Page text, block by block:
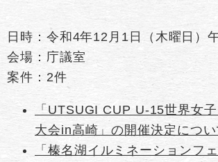
日時：令和4年12月1日（木曜日）
会場：庁議室
案件：2件
「UTSUGI CUP U-15世界女
大会in高崎」の開催決定につい
「榛名湖イルミネーションフ